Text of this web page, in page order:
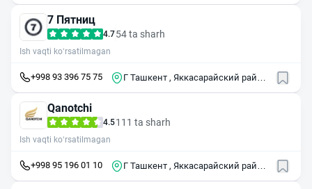
7 Пятниц
4.754 ta sharh
Ish vaqti ko‘rsatilmagan
+998 93 396 75 75
Г Ташкент , Яккасарайский район
Qanotchi
4.5111 ta sharh
Ish vaqti ko‘rsatilmagan
+998 95 196 01 10
Г Ташкент , Яккасарайский район